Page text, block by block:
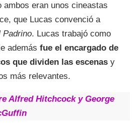
ambos eran unos cineastas
que Lucas convenció a
Padrino. Lucas trabajó como
además fue el encargado de
que dividen las escenas y
más relevantes.
Alfred Hitchcock y George